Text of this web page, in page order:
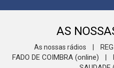
AS
As nossas rádios
FADO DE COIMBRA (online)